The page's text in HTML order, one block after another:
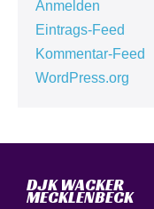
Anmelden
Eintrags-Feed
Kommentar-Feed
WordPress.org
DJK WACKER
MECKLENBECK